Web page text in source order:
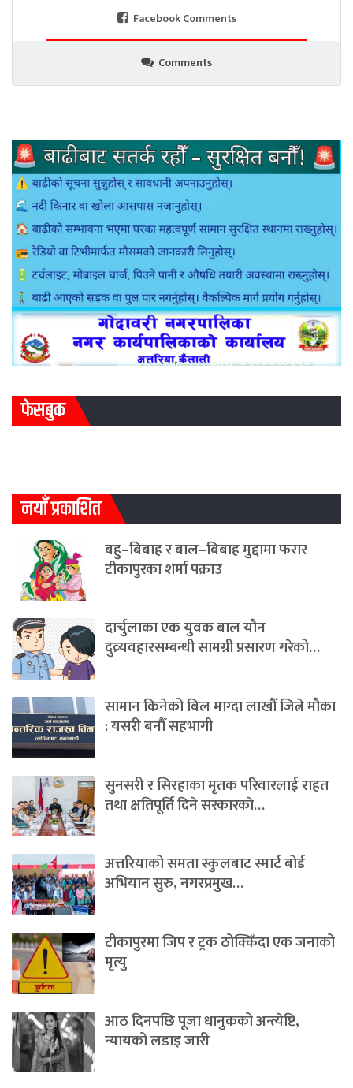
Facebook Comments
Comments
फेसबुक
नयाँ प्रकाशित
बहु–बिबाह र बाल–बिबाह मुद्दामा फरार
टीकापुरका शर्मा पक्राउ
दार्चुलाका एक युवक बाल यौन
दुव्र्यवहारसम्बन्धी सामग्री प्रसारण गरेको…
सामान किनेको बिल माग्दा लाखौँ जित्ने मौका
: यसरी बनौँ सहभागी
सुनसरी र सिरहाका मृतक परिवारलाई राहत
तथा क्षतिपूर्ति दिने सरकारकाे…
अत्तरियाको समता स्कुलबाट स्मार्ट बोर्ड
अभियान सुरु, नगरप्रमुख…
टीकापुरमा जिप र ट्रक ठोक्किँदा एक जनाको
मृत्यु
आठ दिनपछि पूजा धानुकको अन्त्येष्टि,
न्यायको लडाइ जारी